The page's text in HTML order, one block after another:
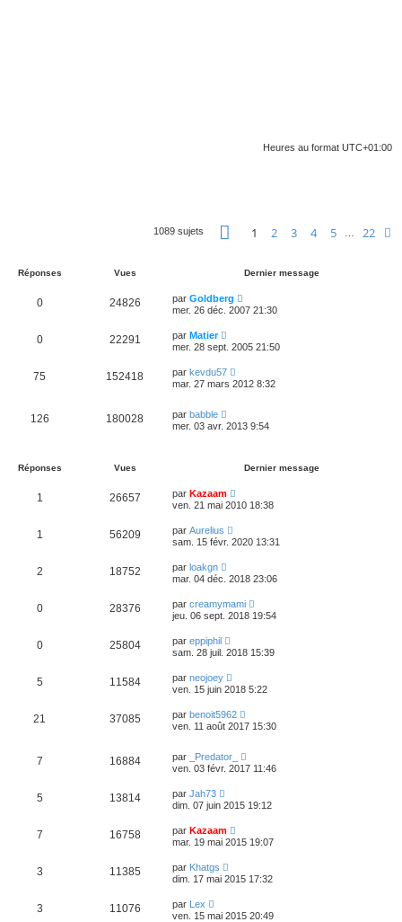
Heures au format UTC+01:00
1089 sujets Page sur 22
1 2 3 4 5 22
Réponses Vues Dernier message
0 24826 par Goldberg
mer. 26 déc. 2007 21:30
0 22291 par Matier
mer. 28 sept. 2005 21:50
75 152418 par kevdu57
mar. 27 mars 2012 8:32
126 180028 par babble
mer. 03 avr. 2013 9:54
Réponses Vues Dernier message
1 26657 par Kazaam
ven. 21 mai 2010 18:38
1 56209 par Aurelius
sam. 15 févr. 2020 13:31
2 18752 par loakgn
mar. 04 déc. 2018 23:06
0 28376 par creamymami
jeu. 06 sept. 2018 19:54
0 25804 par eppiphil
sam. 28 juil. 2018 15:39
5 11584 par neojoey
ven. 15 juin 2018 5:22
21 37085 par benoit5962
ven. 11 août 2017 15:30
7 16884 par
_Predator_
ven. 03 févr. 2017 11:46
5 13814 par Jah73
dim. 07 juin 2015 19:12
7 16758 par Kazaam
mar. 19 mai 2015 19:07
3 11385 par Khatgs
dim. 17 mai 2015 17:32
3 11076 par Lex
ven. 15 mai 2015 20:49